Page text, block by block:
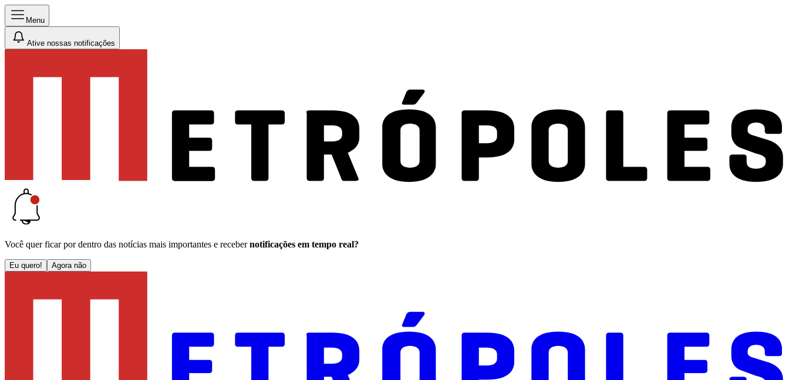
Menu
Ative nossas notificações
Você quer ficar por dentro das notícias mais importantes e receber notificações em tempo real?
Eu quero! Agora não